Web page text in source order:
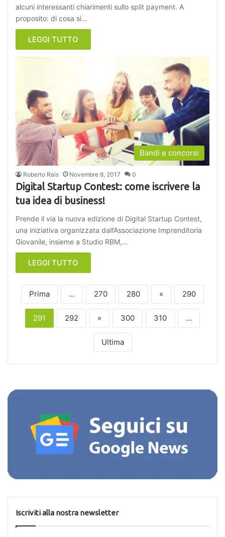
alcuni interessanti chiarimenti sullo split payment. A
proposito: di cosa si…
LEGGI TUTTO
Bandi e concorsi
Roberto Rais Novembre 8, 2017 0
Digital Startup Contest: come iscrivere la
tua idea di business!
Prende il via la nuova edizione di Digital Startup Contest,
una iniziativa organizzata dall’Associazione Imprenditoria
Giovanile, insieme a Studio RBM,…
LEGGI TUTTO
Prima ... 270 280 « 290
291 292 » 300 310 ...
Ultima
Iscriviti alla nostra newsletter